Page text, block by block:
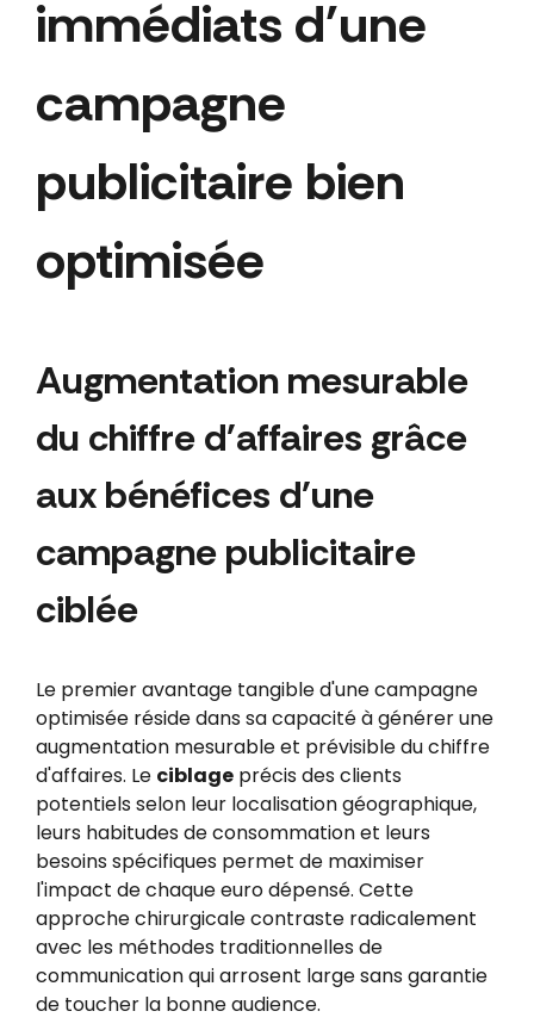
immédiats d'une
campagne
publicitaire bien
optimisée
Augmentation mesurable
du chiffre d'affaires grâce
aux bénéfices d'une
campagne publicitaire
ciblée
Le premier avantage tangible d'une campagne
optimisée réside dans sa capacité à générer une
augmentation mesurable et prévisible du chiffre
d'affaires. Le ciblageprécis des clients
potentiels selon leur localisation géographique,
leurs habitudes de consommation et leurs
besoins spécifiques permet de maximiser
l'impact de chaque euro dépensé. Cette
approche chirurgicale contraste radicalement
avec les méthodes traditionnelles de
communication qui arrosent large sans garantie
de toucher la bonne audience.